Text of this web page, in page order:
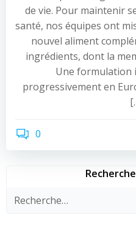
de vie. Pour maintenir
santé, nos équipes ont
nouvel aliment
ingrédients, dont la
Une formulation
progressivement en
0